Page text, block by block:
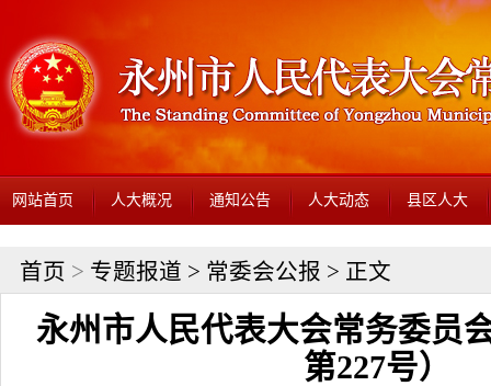
网站首页 人大概况 通知公告 人大动态 县区人大
首页 > 专题报道 > 常委会公报 > 正文
永州市人民代表大会常务委员
第227号）